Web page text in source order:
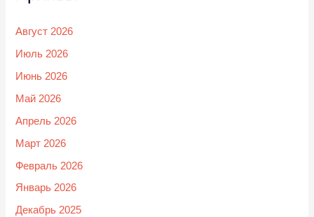
Август 2026
Июль 2026
Июнь 2026
Май 2026
Апрель 2026
Март 2026
Февраль 2026
Январь 2026
Декабрь 2025